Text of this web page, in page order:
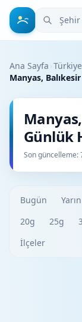
Şehir veya
Ana Sayfa ›Türkiye
Manyas,
Günlük
Son güncelleme:
Bugün Yarın
20g
25g
İlçeler